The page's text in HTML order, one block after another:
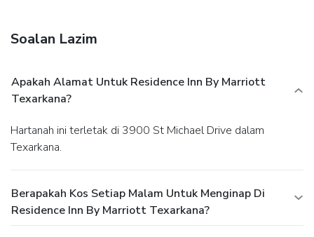
Soalan Lazim
Apakah Alamat Untuk Residence Inn By Marriott
Texarkana?
Hartanah ini terletak di 3900 St Michael Drive dalam
Texarkana.
Berapakah Kos Setiap Malam Untuk Menginap Di
Residence Inn By Marriott Texarkana?